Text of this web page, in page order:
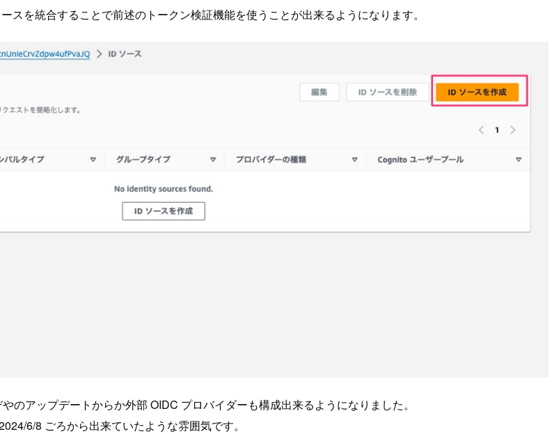
を統合することで前述のトークン検証機能を使うことが出来るようになります。
アップデートからか外部 OIDC プロバイダーも構成出来るようになりました。
6/8 ごろから出来ていたような雰囲気です。